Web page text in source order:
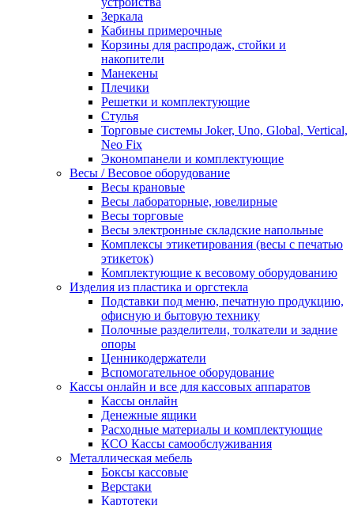
Зеркала
Кабины примерочные
Корзины для распродаж, стойки и
накопители
Манекены
Плечики
Решетки и комплектующие
Стулья
Торговые системы Joker, Uno, Global, Vertical,
Neo Fix
Экономпанели и комплектующие
Весы / Весовое оборудование
Весы крановые
Весы лабораторные, ювелирные
Весы торговые
Весы электронные складские напольные
Комплексы этикетирования (весы с печатью
этикеток)
Комплектующие к весовому оборудованию
Изделия из пластика и оргстекла
Подставки под меню, печатную продукцию,
офисную и бытовую технику
Полочные разделители, толкатели и задние
опоры
Ценникодержатели
Вспомогательное оборудование
Кассы онлайн и все для кассовых аппаратов
Кассы онлайн
Денежные ящики
Расходные материалы и комплектующие
КСО Кассы самообслуживания
Металлическая мебель
Боксы кассовые
Верстаки
Картотеки